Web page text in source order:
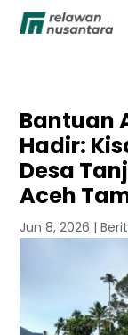
Bantuan
Hadir:
Desa
Aceh
Jun 8, 2026 |